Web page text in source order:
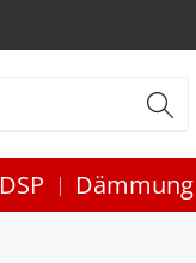
DSP Dämmung